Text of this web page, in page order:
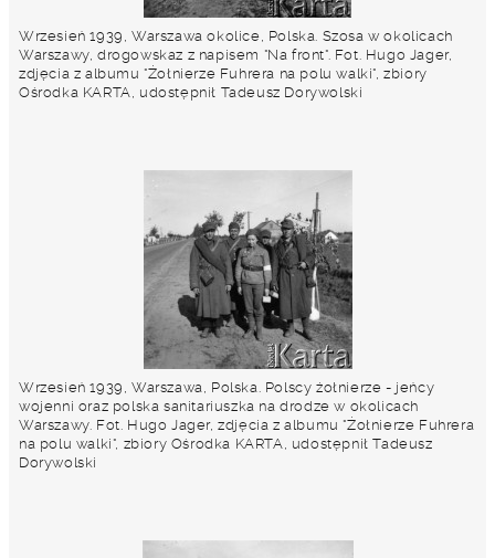
Wrzesień 1939, Warszawa okolice, Polska. Szosa w okolicach
Warszawy, drogowskaz z napisem "Na front". Fot. Hugo Jager,
zdjęcia z albumu "Żołnierze Fuhrera na polu walki", zbiory
Ośrodka KARTA, udostępnił Tadeusz Dorywolski
Wrzesień 1939, Warszawa, Polska. Polscy żołnierze - jeńcy
wojenni oraz polska sanitariuszka na drodze w okolicach
Warszawy. Fot. Hugo Jager, zdjęcia z albumu "Żołnierze Fuhrera
na polu walki", zbiory Ośrodka KARTA, udostępnił Tadeusz
Dorywolski